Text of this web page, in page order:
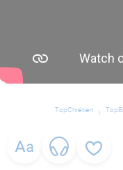
TopChrétien